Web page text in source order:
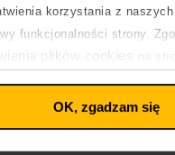
korzystania z naszych
funkcjonalności strony.
plików cookies
OK, zgadzam się